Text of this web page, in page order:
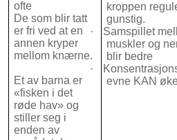
ofte
De som blir tatt
er fri ved at en
annen kryper
mellom knærne.
Et av barna er
«fisken i det
røde hav» og
stiller seg i
enden av
kroppen
gunstig.
·
Samspillet
muskler og
blir bedre
·
evne KAN